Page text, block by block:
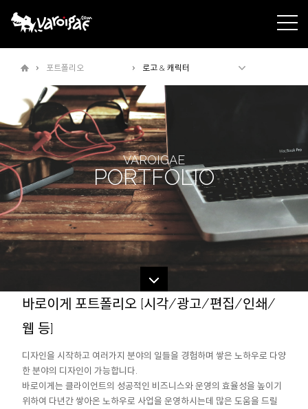
포트폴리오 로고 & 캐릭터
VAROIGAE
PORTFOLIO
바로이게 포트폴리오 [시각/광고/편집/인쇄/
웹 등]
디자인을 시작하고 여러가지 분야의 일들을 경험하며 쌓은 노하우로 다양
한 분야의 디자인이 가능합니다.
바로이게는 클라이언트의 성공적인 비즈니스와 운영의 효율성을 높이기
위하여 다년간 쌓아온 노하우로 사업을 운영하시는데 많은 도움을 드릴